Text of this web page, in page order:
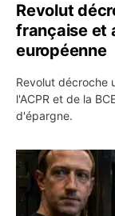
Revolut
française et
européenne
Revolut décroche
l'ACPR et de la
d'épargne.
Meta rouvre